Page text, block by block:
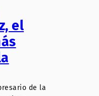
el
de la